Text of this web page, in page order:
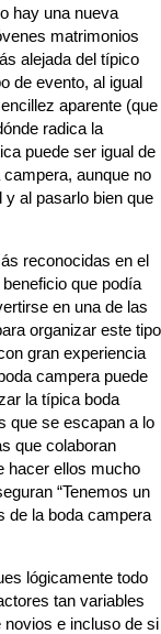
hay una nueva
matrimonios
alejada del típico
de evento, al igual
aparente (que
radica la
puede ser igual de
aunque no
y al pasarlo bien que
reconocidas en el
que podía
en una de las
organizar este tipo
gran experiencia
campera puede
la típica boda
que se escapan a lo
que colaboran
hacer ellos mucho
“Tenemos un
de la boda campera
lógicamente todo
tan variables
novios e incluso de si